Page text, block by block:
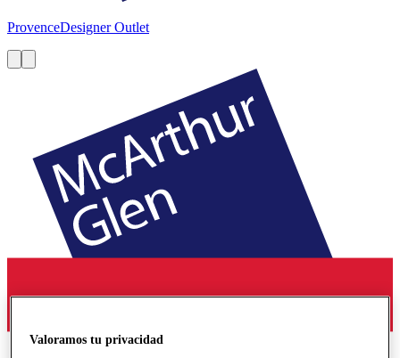
ProvenceDesigner Outlet
Valoramos tu privacidad